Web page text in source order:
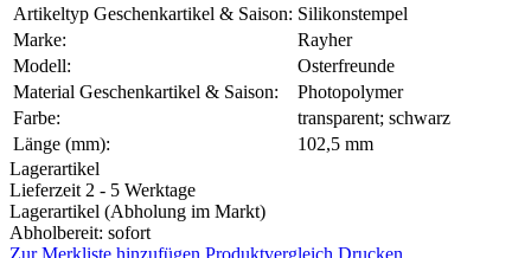
Artikeltyp Geschenkartikel & Saison: Silikonstempel
Marke:
Rayher
Modell:
Osterfreunde
Material Geschenkartikel & Saison:
Photopolymer
Farbe:
transparent; schwarz
Länge (mm):
102,5 mm
Lagerartikel
Lieferzeit 2 - 5 Werktage
Lagerartikel (Abholung im Markt)
Abholbereit: sofort
Zur Merkliste hinzufügen Produktvergleich Drucken